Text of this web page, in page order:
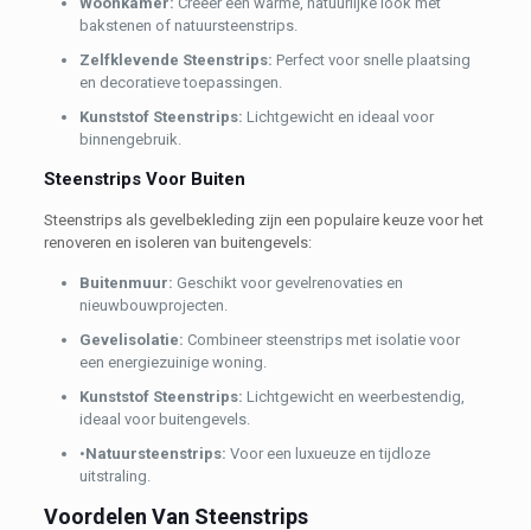
bakstenen of natuursteenstrips.
Zelfklevende Steenstrips: Perfect voor snelle plaatsing
en decoratieve toepassingen.
Kunststof Steenstrips: Lichtgewicht en ideaal voor
binnengebruik.
Steenstrips Voor Buiten
Steenstrips als gevelbekleding zijn een populaire keuze voor het
renoveren en isoleren van buitengevels:
Buitenmuur: Geschikt voor gevelrenovaties en
nieuwbouwprojecten.
Gevelisolatie: Combineer steenstrips met isolatie voor
een energiezuinige woning.
Kunststof Steenstrips: Lichtgewicht en weerbestendig,
ideaal voor buitengevels.
•Natuursteenstrips: Voor een luxueuze en tijdloze
uitstraling.
Voordelen Van Steenstrips